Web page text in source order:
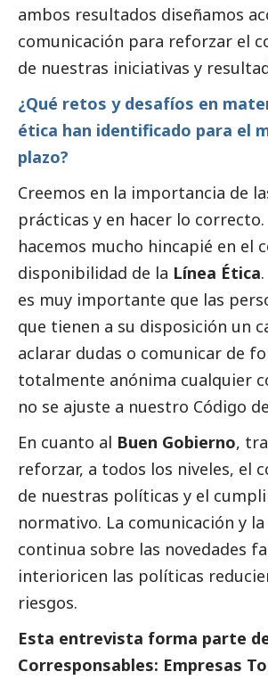
ambos resultados diseñamos
comunicación para reforzar el
de nuestras iniciativas y
¿Qué retos y desafíos en
ética han identificado para el
plazo?
Creemos en la importancia de
prácticas y en hacer lo correcto.
hacemos mucho hincapié en el
disponibilidad de la Línea Ética
es muy importante que las
que tienen a su disposición un
aclarar dudas o comunicar de
totalmente anónima cualquier
no se ajuste a nuestro Código
En cuanto al Buen Gobierno,
reforzar, a todos los niveles, el
de nuestras políticas y el
normativo. La comunicación y
continua sobre las novedades
interioricen las políticas
riesgos.
Esta entrevista forma parte
Corresponsables: Empresas